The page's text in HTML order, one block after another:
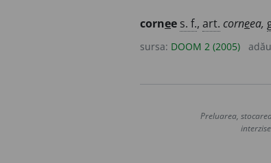
cornee s. f., art. corneea,
sursa: DOOM 2 (2005)
Preluarea,